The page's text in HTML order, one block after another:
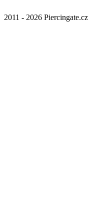
2011 - 2026 Piercingate.cz